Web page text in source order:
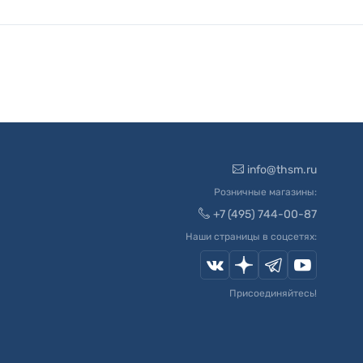
info@thsm.ru
Розничные магазины:
+7 (495) 744-00-87
Наши страницы в соцсетях:
Присоединяйтесь!